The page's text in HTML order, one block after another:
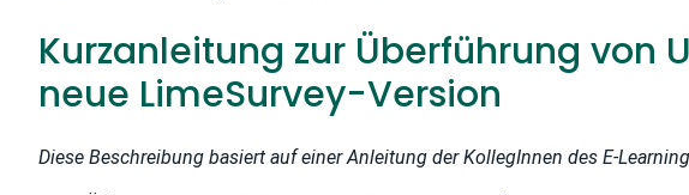
Kurzanleitung zur Überführung von
neue LimeSurvey-Version
Diese Beschreibung basiert auf einer Anleitung der KollegInnen des E-